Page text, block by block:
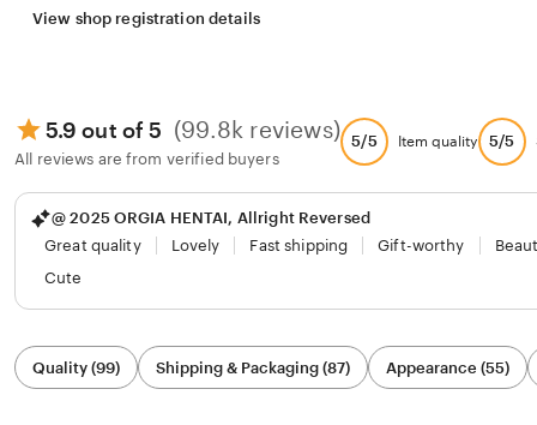
View shop registration details
5.9 out of 5 (99.8k reviews)
All reviews are from verified buyers
5/5 Item quality 5/5
@ 2025 ORGIA HENTAI, Allright Reversed
Great quality
Lovely Fast shipping Gift-worthy
Cute
Filter
by
category
Quality (99) Shipping & Packaging (87) Appearance (55)